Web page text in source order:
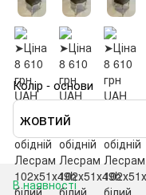
Колір - основи
жовтий
В наявності